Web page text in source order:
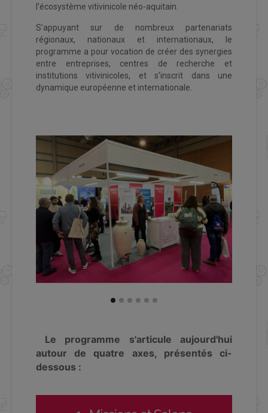
l’écosystème vitivinicole néo-aquitain.
S’appuyant sur de nombreux partenariats
régionaux, nationaux et internationaux, le
programme a pour vocation de créer des synergies
entre entreprises, centres de recherche et
institutions vitivinicoles, et s’inscrit dans une
dynamique européenne et internationale.
Le programme s'articule aujourd'hui
autour de quatre axes, présentés ci-
dessous :